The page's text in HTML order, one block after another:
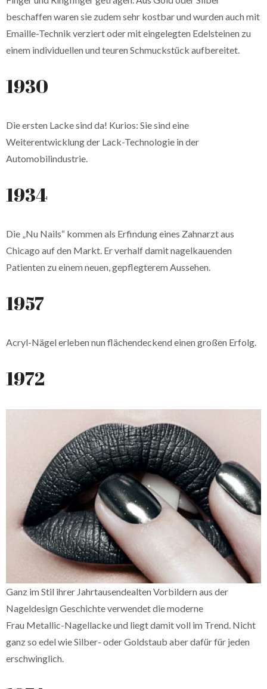
beschaffen waren sie zudem sehr kostbar und wurden auch mit
Emaille-Technik verziert oder mit eingelegten Edelsteinen zu
einem individuellen und teuren Schmuckstück aufbereitet.
1930
Die ersten Lacke sind da! Kurios: Sie sind eine
Weiterentwicklung der Lack-Technologie in der
Automobilindustrie.
1934
Die „Nu Nails“ kommen als Erfindung eines Zahnarzt aus
Chicago auf den Markt. Er verhalf damit nagelkauenden
Patienten zu einem neuen, gepflegterem Aussehen.
1957
Acryl-Nägel erleben nun flächendeckend einen großen Erfolg.
1972
Ganz im Stil ihrer Jahrtausendealten Vorbildern aus der
Nageldesign Geschichte verwendet die moderne
Frau Metallic-Nagellacke und liegt damit voll im Trend. Nicht
ganz so edel wie Silber- oder Goldstaub aber dafür für jeden
erschwinglich.